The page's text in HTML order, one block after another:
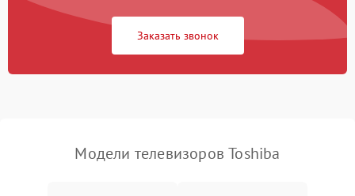
Сетевая
Заказать звонок
Модели телевизоров Toshiba